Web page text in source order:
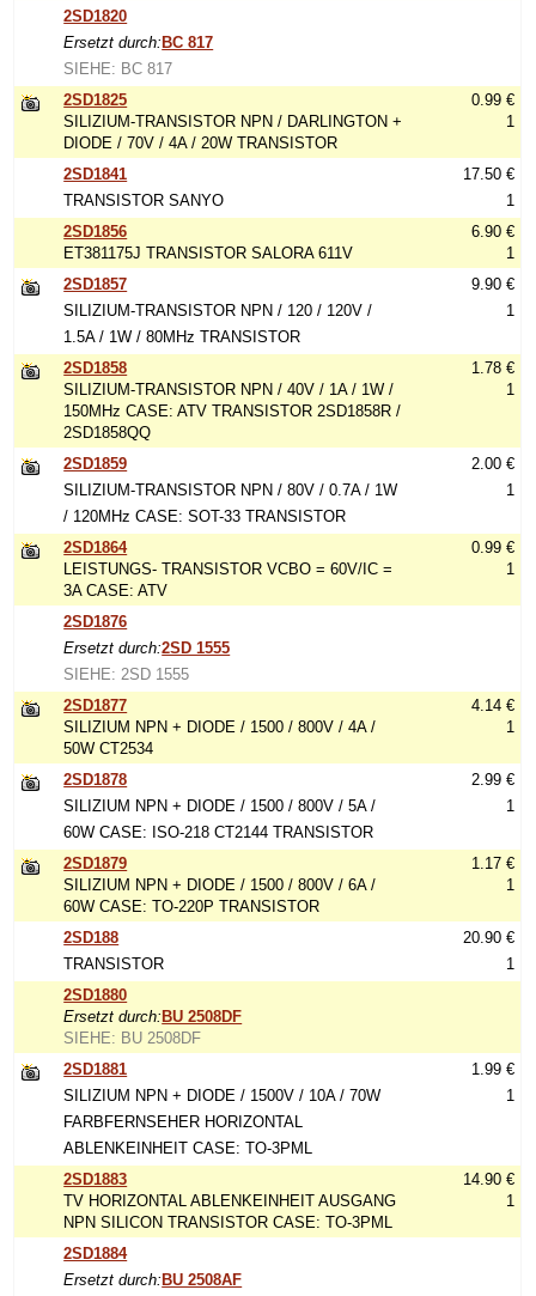
2SD1820
Ersetzt durch: BC 817
SIEHE: BC 817
2SD1825
SILIZIUM-TRANSISTOR NPN / DARLINGTON +
DIODE / 70V / 4A / 20W TRANSISTOR
0.99 €
1
2SD1841
TRANSISTOR SANYO
17.50 €
1
2SD1856
ET381175J TRANSISTOR SALORA 611V
6.90 €
1
2SD1857
SILIZIUM-TRANSISTOR NPN / 120 / 120V /
1.5A / 1W / 80MHz TRANSISTOR
9.90 €
1
2SD1858
SILIZIUM-TRANSISTOR NPN / 40V / 1A / 1W /
150MHz CASE: ATV TRANSISTOR 2SD1858R /
2SD1858QQ
1.78 €
1
2SD1859
SILIZIUM-TRANSISTOR NPN / 80V / 0.7A / 1W
/ 120MHz CASE: SOT-33 TRANSISTOR
2.00 €
1
2SD1864
LEISTUNGS- TRANSISTOR VCBO = 60V/IC =
3A CASE: ATV
0.99 €
1
2SD1876
Ersetzt durch:2SD 1555
SIEHE: 2SD 1555
2SD1877
SILIZIUM NPN + DIODE / 1500 / 800V / 4A /
50W CT2534
4.14 €
1
2SD1878
SILIZIUM NPN + DIODE / 1500 / 800V / 5A /
60W CASE: ISO-218 CT2144 TRANSISTOR
2.99 €
1
2SD1879
SILIZIUM NPN + DIODE / 1500 / 800V / 6A /
60W CASE: TO-220P TRANSISTOR
1.17 €
1
2SD188
TRANSISTOR
20.90 €
1
2SD1880
Ersetzt durch: BU 2508DF
SIEHE: BU 2508DF
2SD1881
SILIZIUM NPN + DIODE / 1500V / 10A / 70W
FARBFERNSEHER HORIZONTAL
ABLENKEINHEIT CASE: TO-3PML
1.99 €
1
2SD1883
TV HORIZONTAL ABLENKEINHEIT AUSGANG
NPN SILICON TRANSISTOR CASE: TO-3PML
14.90 €
1
2SD1884
Ersetzt durch: BU 2508AF